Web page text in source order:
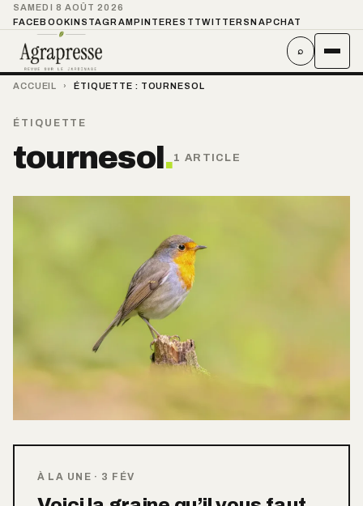
SAMEDI 8 AOÛT 2026
FACEBOOKINSTAGRAMPINTEREST TWITTER SNAPCHAT
⌕
ACCUEIL › ÉTIQUETTE : TOURNESOL
ÉTIQUETTE
tournesol .1 ARTICLE
À LA UNE · 3 FÉV